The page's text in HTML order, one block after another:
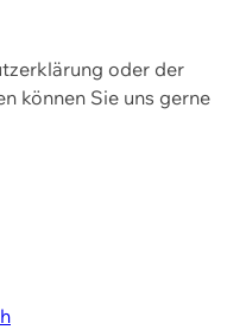
oder der
können Sie uns gerne